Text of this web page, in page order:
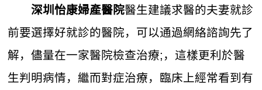
深圳怡康婦產醫院醫生建議求醫的夫妻就診
前要選擇好就診的醫院，可以通過網絡諮詢先了
解，儘量在一家醫院檢查治療;，這樣更利於醫
生判明病情，繼而對症治療，臨床上經常看到有